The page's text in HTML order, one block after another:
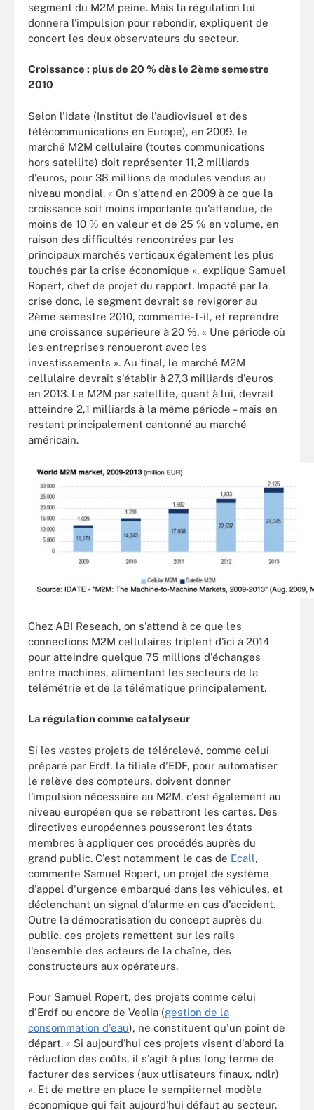
segment du M2M peine. Mais la régulation lui
donnera l'impulsion pour rebondir, expliquent de
concert les deux observateurs du secteur.
Croissance : plus de 20 % dès le 2ème semestre
2010
Selon l'Idate (Institut de l'audiovisuel et des
télécommunications en Europe), en 2009, le
marché M2M cellulaire (toutes communications
hors satellite) doit représenter 11,2 milliards
d'euros, pour 38 millions de modules vendus au
niveau mondial. « On s'attend en 2009 à ce que la
croissance soit moins importante qu'attendue, de
moins de 10 % en valeur et de 25 % en volume, en
raison des difficultés rencontrées par les
principaux marchés verticaux également les plus
touchés par la crise économique », explique Samuel
Ropert, chef de projet du rapport. Impacté par la
crise donc, le segment devrait se revigorer au
2ème semestre 2010, commente-t-il, et reprendre
une croissance supérieure à 20 %. « Une période où
les entreprises renoueront avec les
investissements ». Au final, le marché M2M
cellulaire devrait s'établir à27,3 milliards d'euros
en 2013. Le M2M par satellite, quant à lui, devrait
atteindre 2,1 milliards à la même période – mais en
restant principalement cantonné au marché
américain.
Chez ABI Reseach, on s'attend à ce que les
connections M2M cellulaires triplent d'ici à 2014
pour atteindre quelque 75 millions d'échanges
entre machines, alimentant les secteurs de la
télémétrie et de la télématique principalement.
La régulation comme catalyseur
Si les vastes projets de télérelevé, comme celui
préparé par Erdf, la filiale d'EDF, pour automatiser
le relève des compteurs, doivent donner
l'impulsion nécessaire au M2M, c'est également au
niveau européen que se rebattront les cartes. Des
directives européennes pousseront les états
membres à appliquer ces procédés auprès du
grand public. C'est notamment le cas de Ecall,
commente Samuel Ropert, un projet de système
d'appel d'urgence embarqué dans les véhicules, et
déclenchant un signal d'alarme en cas d'accident.
Outre la démocratisation du concept auprès du
public, ces projets remettent sur les rails
l'ensemble des acteurs de la chaîne, des
constructeurs aux opérateurs.
Pour Samuel Ropert, des projets comme celui
d'Erdf ou encore de Veolia (gestion de la
consommation d'eau), ne constituent qu'un point de
départ. « Si aujourd'hui ces projets visent d'abord la
réduction des coûts, il s'agit à plus long terme de
facturer des services (aux utlisateurs finaux, ndlr)
». Et de mettre en place le sempiternel modèle
économique qui fait aujourd'hui défaut au secteur.